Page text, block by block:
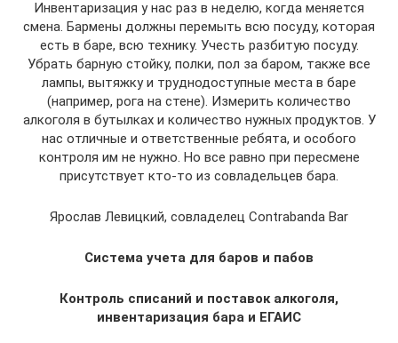
Инвентаризация у нас раз в неделю, когда меняется
смена. Бармены должны перемыть всю посуду, которая
есть в баре, всю технику. Учесть разбитую посуду.
Убрать барную стойку, полки, пол за баром, также все
лампы, вытяжку и труднодоступные места в баре
(например, рога на стене). Измерить количество
алкоголя в бутылках и количество нужных продуктов. У
нас отличные и ответственные ребята, и особого
контроля им не нужно. Но все равно при пересмене
присутствует кто-то из совладельцев бара.
Ярослав Левицкий, совладелец Contrabanda Bar
Система учета для баров и пабов
Контроль списаний и поставок алкоголя,
инвентаризация бара и ЕГАИС